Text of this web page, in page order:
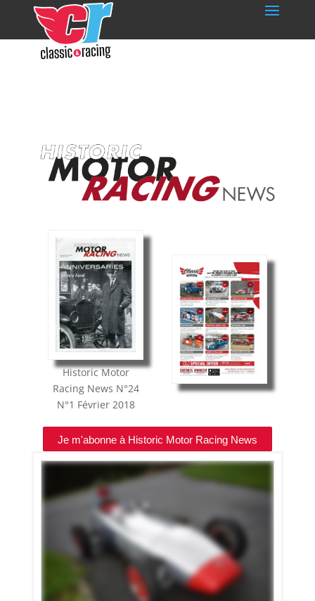
Historic Motor
Racing News N°24
N°1 Février 2018
Je m'abonne à Historic Motor Racing News